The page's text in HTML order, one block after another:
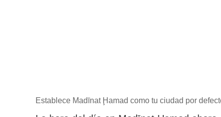
Establece Madīnat Ḩamad como tu ciudad por